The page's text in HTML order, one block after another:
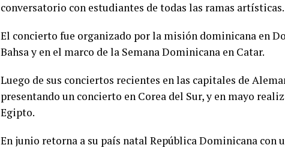
conversatorio con estudiantes de todas las ramas artísticas.
El concierto fue organizado por la misión dominicana en
Bahsa y en el marco de la Semana Dominicana en Catar.
Luego de sus conciertos recientes en las capitales de
presentando un concierto en Corea del Sur, y en mayo
Egipto.
En junio retorna a su país natal República Dominicana con